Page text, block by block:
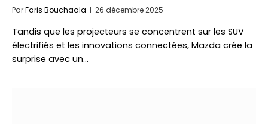
ParFaris Bouchaala 26 décembre 2025
Tandis que les projecteurs se concentrent sur les SUV
électrifiés et les innovations connectées, Mazda crée la
surprise avec un…